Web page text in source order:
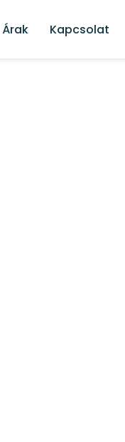
Árak Kapcsolat